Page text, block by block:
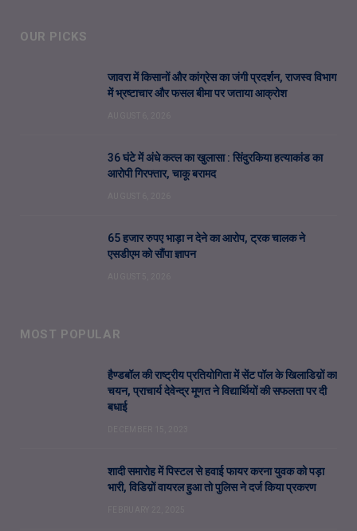
OUR PICKS
जावरा में किसानों और कांग्रेस का जंगी प्रदर्शन, राजस्व विभाग
में भ्रष्टाचार और फसल बीमा पर जताया आक्रोश
36 घंटे में अंधे कत्ल का खुलासा : सिंदुरकिया हत्याकांड का
आरोपी गिरफ्तार, चाकू बरामद
65 हजार रुपए भाड़ा न देने का आरोप, ट्रक चालक ने
एसडीएम को सौंपा ज्ञापन
MOST POPULAR
हैण्डबॉल की राष्ट्रीय प्रतियोगिता में सेंट पॉल के खिलाडिय़ों का
चयन, प्राचार्य देवेन्द्र मूणत ने विद्यार्थियों की सफलता पर दी
बधाई
शादी समारोह में पिस्टल से हवाई फायर करना युवक को पड़ा
भारी, विडिय़ों वायरल हुआ तो पुलिस ने दर्ज किया प्रकरण